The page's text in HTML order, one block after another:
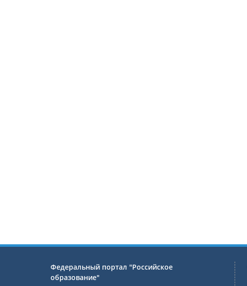
Федеральный портал "Российское
образование"